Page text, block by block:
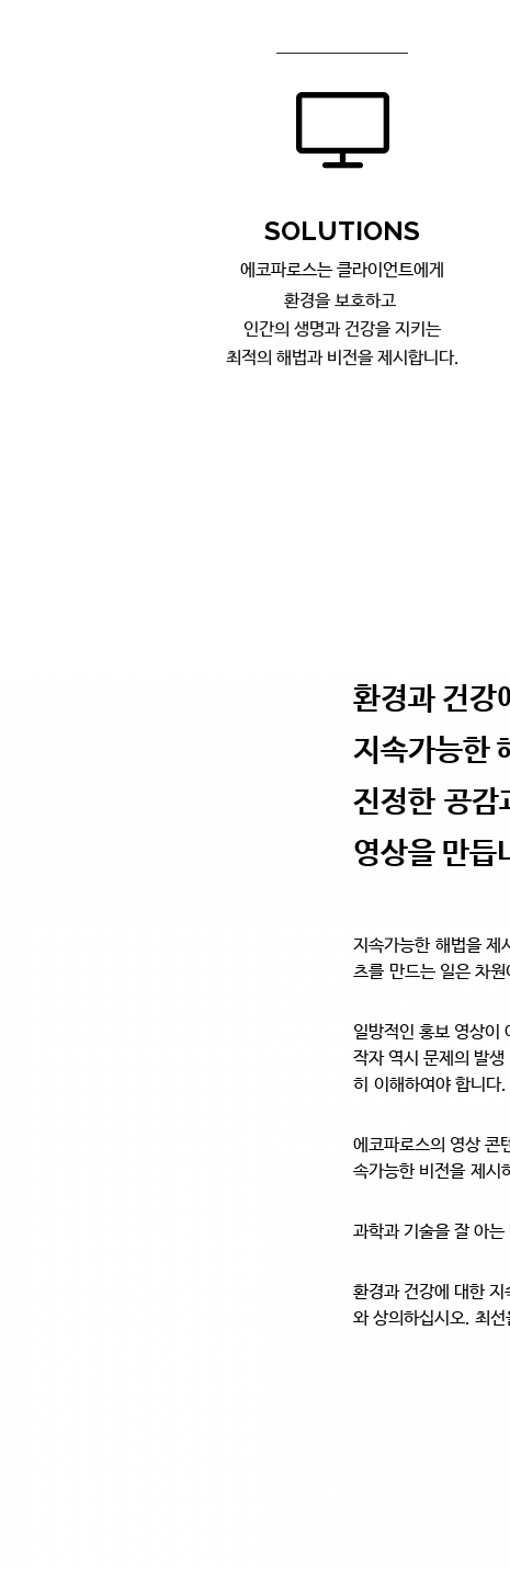
SOLUTIONS
에코파로스는 클라이언트에게
환경을 보호하고
인간의 생명과 건강을 지키는
최적의 해법과 비전을 제시합니다.
환경과 건강
지속가능한
진정한 공감
영상을 만듭
지속가능한 해법을 제
츠를 만드는 일은 차
일방적인 홍보 영상이
작자 역시 문제의 발
히 이해하여야 합니다.
에코파로스의 영상 콘
속가능한 비전을 제시
과학과 기술을 잘 아
환경과 건강에 대한
와 상의하십시오. 최선